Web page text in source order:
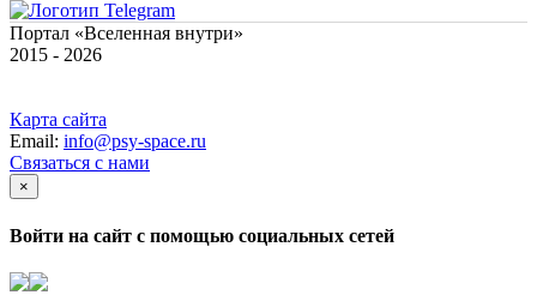
Портал «Вселенная внутри»
2015 - 2026
Карта сайта
Email: info@psy-space.ru
Связаться с нами
×
Войти на сайт с помощью социальных сетей